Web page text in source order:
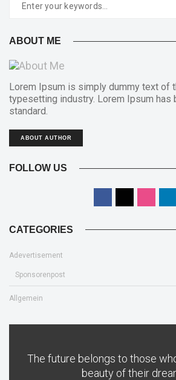
ABOUT ME
Lorem Ipsum is simply dummy text of
typesetting industry. Lorem Ipsum has
standard.
ABOUT AUTHOR
FOLLOW US
CATEGORIES
Adevertisement
Sponsorenpost
Allgemein
The future belongs to those
beauty of their